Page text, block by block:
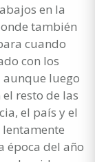
en la
también
cuando
con los
aunque luego
resto de las
el país y el
época del año